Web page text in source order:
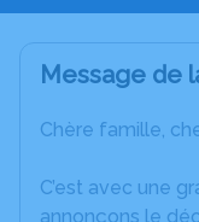
Message de
Chère famille,
C’est avec une
annonçons le